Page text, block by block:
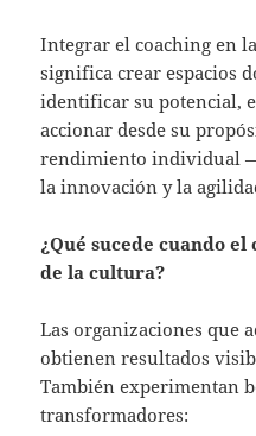
Integrar el coaching en
significa crear espacios
identificar su potencial,
accionar desde su
rendimiento individual
la innovación y la
¿Qué sucede cuando
de la cultura?
Las organizaciones que
obtienen resultados
También experimentan
transformadores: